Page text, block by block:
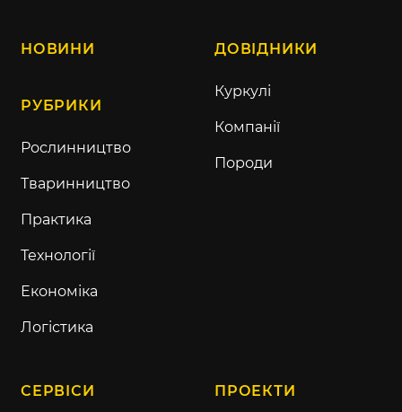
НОВИНИ
РУБРИКИ
Рослинництво
Тваринництво
Практика
Технології
Економіка
Логістика
ДОВІДНИКИ
Куркулі
Компанії
Породи
СЕРВІСИ ПРОЕКТИ